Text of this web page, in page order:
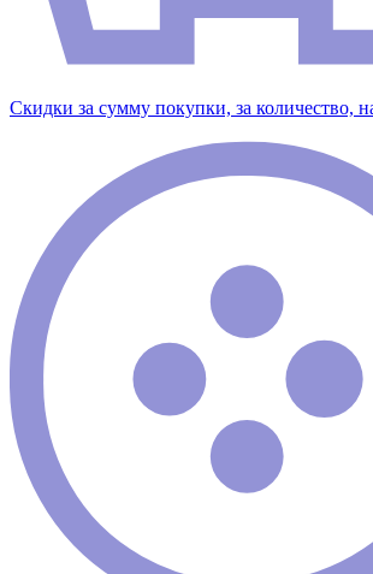
Скидки за сумму покупки, за количество,